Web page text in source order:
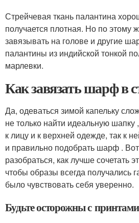
Стрейчевая ткань палантина
получается плотная. Но по этому
завязывать на голове и другие
палантины из индийской тонкой
марлевки.
Как завязать шарф в
Да, одеваться зимой капельку
не только найти идеальную
к лицу и к верхней одежде, так к
и правильно подобрать шарф .
разобраться, как лучше сочетать
чтобы образы всегда
было чувствовать себя уверенно.
Будьте осторожны с принтами